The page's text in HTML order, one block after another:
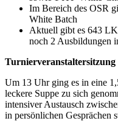
personalisieren,
zu können und die
analysieren. Außerdem
Verwendung unserer
soziale Medien,
Partner führen diese
weiteren Daten
haben oder die sie im
Im Bereich des OSR
White Batch
Aktuell gibt es 643
noch 2 Ausbildungen
Turnierveranstaltersitzung
Um 13 Uhr ging es in eine
leckere Suppe zu sich
intensiver Austausch
in persönlichen Gesprächen